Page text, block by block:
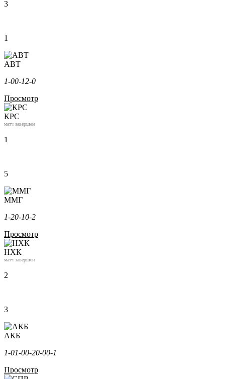
3
1
АВТ
1-00-12-0
Просмотр
КРС
матч завершен
1
5
ММГ
1-20-10-2
Просмотр
НХК
матч завершен
2
3
АКБ
1-01-00-20-00-1
Просмотр